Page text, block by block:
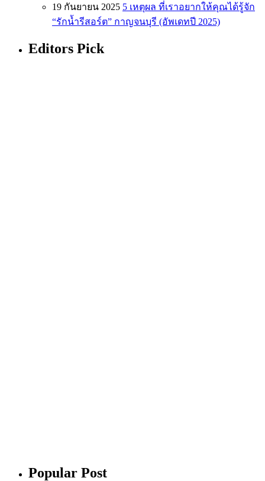
19 กันยายน 2025 5 เหตุผล ที่เราอยากให้คุณได้รู้จัก
“รักน้ำรีสอร์ต” กาญจนบุรี (อัพเดทปี 2025)
Editors Pick
Popular Post